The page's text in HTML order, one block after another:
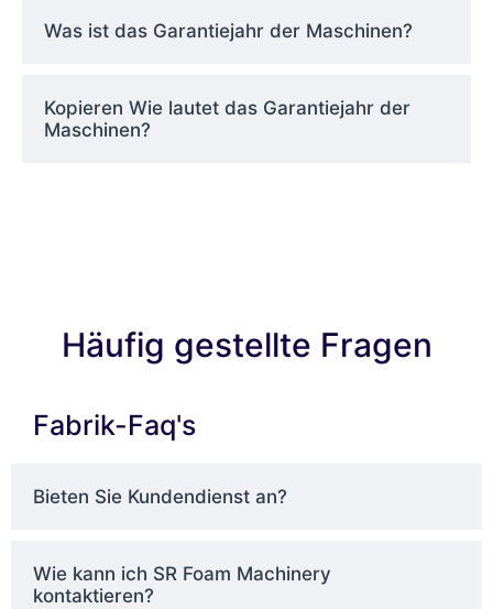
Was ist das Garantiejahr der Maschinen?
Kopieren Wie lautet das Garantiejahr der
Maschinen?
Häufig gestellte Fragen
Fabrik-Faq's
Bieten Sie Kundendienst an?
Wie kann ich SR Foam Machinery
kontaktieren?